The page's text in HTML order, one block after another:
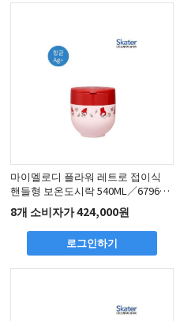
마이멜로디 플라워 레트로 접이식
핸들형 보온도시락 540ML／679643
／중국
8개 소비자가 424,000원
로그인하기